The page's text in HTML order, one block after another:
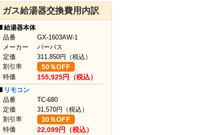
ガス給湯器交換費用内訳
給湯器本体
品番
GX-1603AW-1
メーカー
パーパス
定価
311,850円（税込）
割引率
50％OFF
特価 155,925円（税込）
リモコン
品番
TC-680
定価
31,570円（税込）
割引率
30％OFF
特価 22,099円（税込）